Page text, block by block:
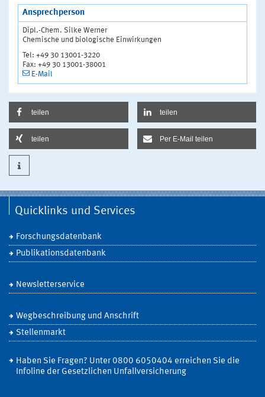
Ansprechperson
Dipl.-Chem. Silke Werner
Chemische und biologische Einwirkungen
Tel: +49 30 13001-3220
Fax: +49 30 13001-38001
E-Mail
teilen teilen
teilen Per E-Mail teilen
Quicklinks und Services
Forschungsdatenbank
Publikationsdatenbank
Newsletterservice
Wegbeschreibung und Anschrift
Stellenmarkt
Haben Sie Fragen? Unter 0800 6050404 erreichen Sie die
Infoline der Gesetzlichen Unfallversicherung